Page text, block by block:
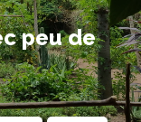
peu de